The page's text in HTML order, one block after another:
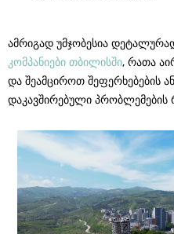
ამრიგად უმჯობესია
კომპანიები თბილისში, რათა
და შეამციროთ შეფერხებების
დაკავშირებული პრობლემების